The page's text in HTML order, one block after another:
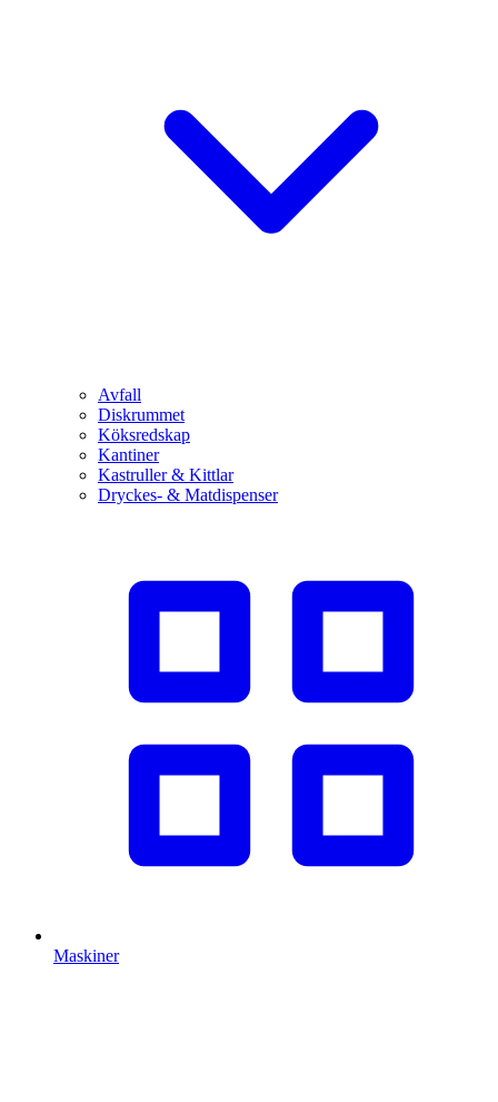
Avfall
Diskrummet
Köksredskap
Kantiner
Kastruller & Kittlar
Dryckes- & Matdispenser
Maskiner